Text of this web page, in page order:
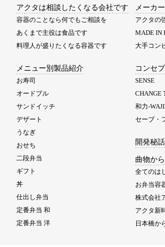
アクタは相談したくなる会社です
容器のことなら何でもご相談を
あくまで主役は食品です
料理人が盛りたくなる容器です
メニュー別製品紹介
お寿司
オードブル
サンドイッチ
デザート
うなぎ
おせち
二段弁当
ギフト
丼
仕出し弁当
定番弁当 和
定番弁当 洋
メーカ
アクタの
MADE IN
大手コン
コンセ
SENSE
CHANGE
和力-
セーブ・
開発秘話
曲物か
全てのは
お弁当容
株式会社
アクタ新
日本橋か